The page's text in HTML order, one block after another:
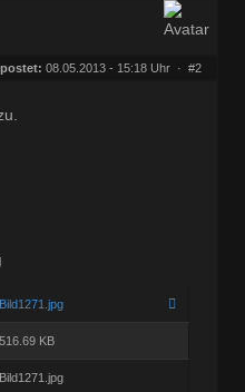
08.05.2013 - 15:18 Uhr · #2
Bild1271.jpg
516.69 KB
Bild1271.jpg